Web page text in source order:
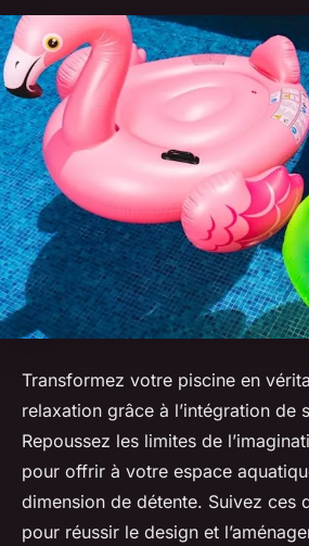
Transformez votre piscine en
relaxation grâce à l’intégration de
Repoussez les limites de
pour offrir à votre espace
dimension de détente. Suivez ces
pour réussir le design et